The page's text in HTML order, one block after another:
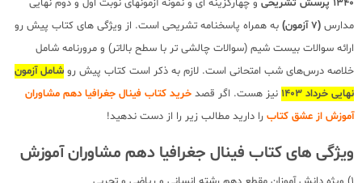
1340 پرسش تشریحی
و چهارگزینه ای و نمونه آزمونهای نوبت اول و دوم نهایی
مدارس (7 آزمون)
به همراه پاسخنامه تشریحی است. از ویژگی های کتاب پیش رو
ارائه سوالات بیست شیم (سوالات چالشی تر با سطح بالاتر) و مرورنامه شامل
خلاصه درس‌های شب امتحانی است. لازم به ذکر است کتاب پیش رو شامل آزمون
نهایی خرداد 1403
نیز هست. اگر قصد خرید کتاب فینال جغرافیا دهم مشاوران
آموزش از عشق کتاب را دارید مطالب زیر را از دست ندهید!
ویژگی های کتاب فینال جغرافیا دهم مشاوران آموزش